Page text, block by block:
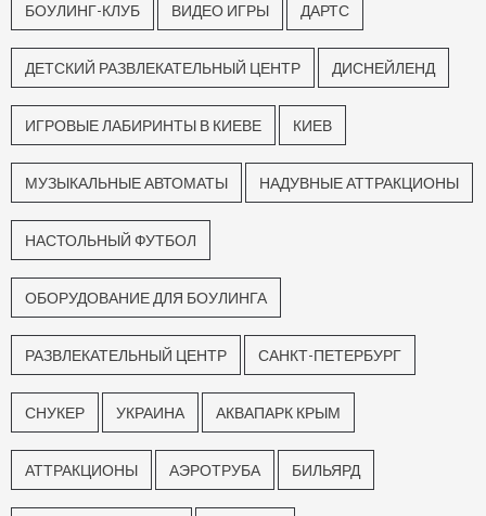
БОУЛИНГ-КЛУБ ВИДЕО ИГРЫ ДАРТС
ДЕТСКИЙ РАЗВЛЕКАТЕЛЬНЫЙ ЦЕНТР ДИСНЕЙЛЕНД
ИГРОВЫЕ ЛАБИРИНТЫ В КИЕВЕ КИЕВ
МУЗЫКАЛЬНЫЕ АВТОМАТЫ НАДУВНЫЕ АТТРАКЦИОНЫ
НАСТОЛЬНЫЙ ФУТБОЛ
ОБОРУДОВАНИЕ ДЛЯ БОУЛИНГА
РАЗВЛЕКАТЕЛЬНЫЙ ЦЕНТР САНКТ-ПЕТЕРБУРГ
СНУКЕР УКРАИНА АКВАПАРК КРЫМ
АТТРАКЦИОНЫ АЭРОТРУБА БИЛЬЯРД